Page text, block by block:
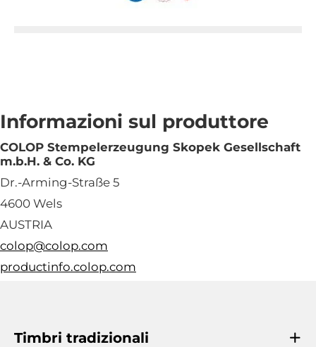
Informazioni sul produttore
COLOP Stempelerzeugung Skopek Gesellschaft
m.b.H. & Co. KG
Dr.-Arming-Straße 5
4600 Wels
AUSTRIA
colop@colop.com
productinfo.colop.com
Timbri tradizionali